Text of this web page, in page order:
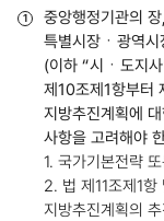
중앙행정기관의 장,
특별시장ㆍ광역
(이하 “시ㆍ도지
제10조제1항부터
지방추진계획에
사항을 고려해야
1. 국가기본전략
2. 법 제11조제1
지방추진계획의